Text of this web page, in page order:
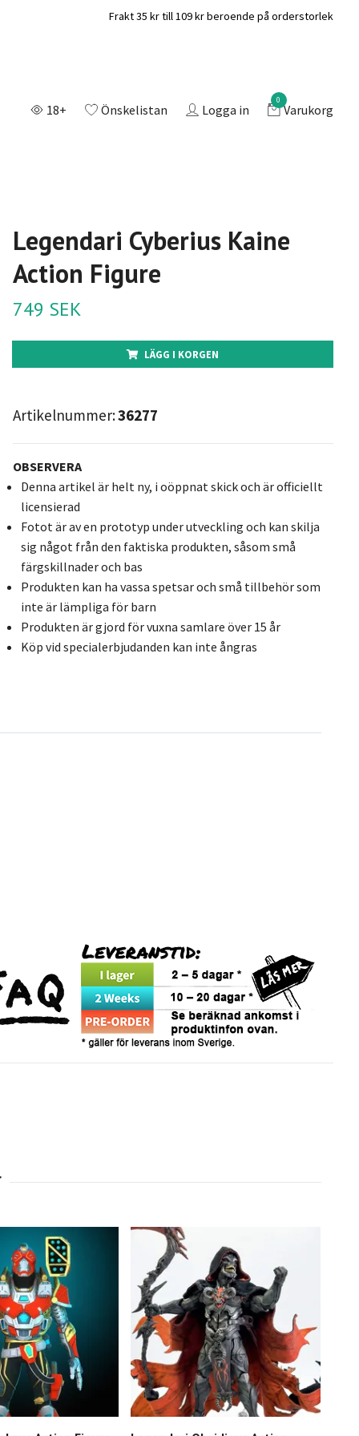
Frakt 35 kr till 109 kr beroende på orderstorlek
18+ Önskelistan Logga in
0
Varukorg
Legendari Cyberius Kaine
Action Figure
749 SEK
LÄGG I KORGEN
Artikelnummer:36277
OBSERVERA
Denna artikel är helt ny, i oöppnat skick och är officiellt
licensierad
Fotot är av en prototyp under utveckling och kan skilja
sig något från den faktiska produkten, såsom små
färgskillnader och bas
Produkten kan ha vassa spetsar och små tillbehör som
inte är lämpliga för barn
Produkten är gjord för vuxna samlare över 15 år
Köp vid specialerbjudanden kan inte ångras